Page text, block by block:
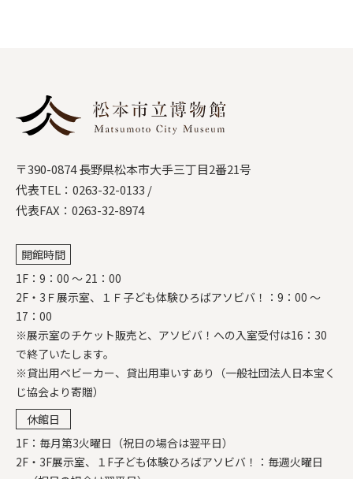
〒390-0874 長野県松本市大手三丁目2番21号
代表TEL： 0263-32-0133 /
代表FAX：0263-32-8974
開館時間
1F：9：00 ～ 21：00
2F・3Ｆ展示室、１Ｆ子ども体験ひろばアソビバ！：9：00 ～
17：00
※展示室のチケット販売と、アソビバ！への入室受付は16：30
で終了いたします。
※貸出用ベビーカー、貸出用車いすあり（一般社団法人日本宝く
じ協会より寄贈）
休館日
1F：毎月第3火曜日（祝日の場合は翌平日）
2F・3F展示室、１F子ども体験ひろばアソビバ！：毎週火曜日